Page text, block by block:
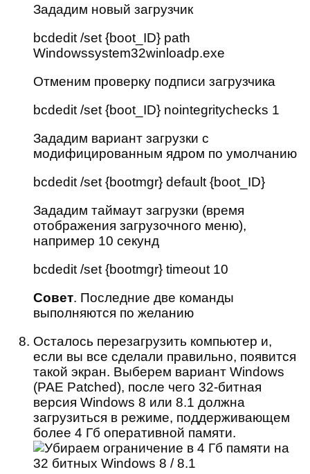
Зададим новый загрузчик
bcdedit /set {boot_ID} path
Windowssystem32winloadp.exe
Отменим проверку подписи загрузчика
bcdedit /set {boot_ID} nointegritychecks 1
Зададим вариант загрузки с
модифицированным ядром по умолчанию
bcdedit /set {bootmgr} default {boot_ID}
Зададим таймаут загрузки (время
отображения загрузочного меню),
например 10 секунд
bcdedit /set {bootmgr} timeout 10
Совет. Последние две команды
выполняются по желанию
Осталось перезагрузить компьютер и,
если вы все сделали правильно, появится
такой экран. Выберем вариант Windows
(PAE Patched), после чего 32-битная
версия Windows 8 или 8.1 должна
загрузиться в режиме, поддерживающем
более 4 Гб оперативной памяти.